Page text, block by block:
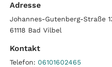
Adresse
Johannes-Gutenberg-Straße
61118 Bad Vilbel
Kontakt
Telefon: 06101602465